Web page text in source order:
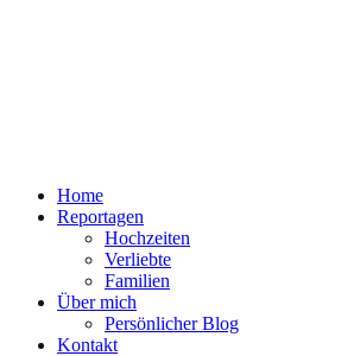
Home
Reportagen
Hochzeiten
Verliebte
Familien
Über mich
Persönlicher Blog
Kontakt